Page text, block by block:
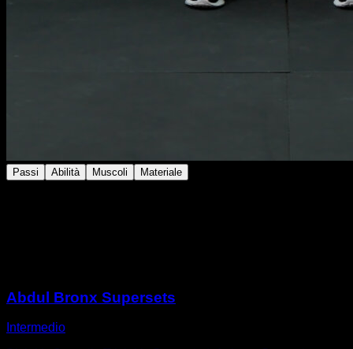
Passi Abilità Muscoli Materiale
Abdul Bronx Supersets
Intermedio